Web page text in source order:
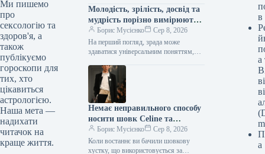
Ми пишемо
про
сексологію та
здоров'я, а
також
публікуємо
гороскопи для
тих, хто
цікавиться
астрологією.
Наша мета —
надихати
читачок на
краще життя.
проводити час у їхній компанії, й…
Молодість, зрілість, досвід та
мудрість порізно вимірюють
вірність у серцях.
Борис Мусієнко
Сер 8, 2026
На перший погляд, зрада може
здаватися універсальним поняттям,
глибше занурення в нюанси стосунків
між поколіннями виявляє,…
Немає неправильного способу
носити шовк Celine та
кашемір Loro Piana
Борис Мусієнко
Сер 8, 2026
Коли востаннє ви бачили шовкову
хустку, що використовується за
в
а
а